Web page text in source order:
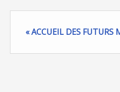
« ACCUEIL DES FUTURS